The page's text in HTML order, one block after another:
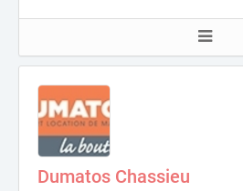
Dumatos Chassieu